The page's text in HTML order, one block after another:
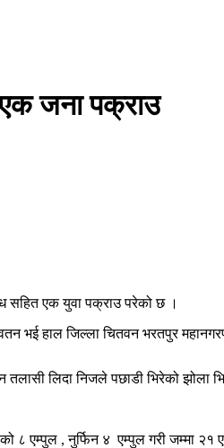
जना पक्राउ
सहित एक युवा पक्राउ परेको छ ।
भई हाल जिल्ला चितवन भरतपुर
लिदा निजले पछाडी भिरेको झोला
८ एम्पुल , नुर्फिन ४ एम्पुल गरी जम्मा